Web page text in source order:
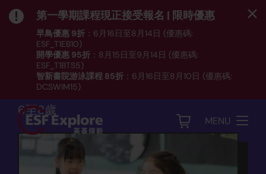
第一學期課程現正接受報名 | 限時優惠
早鳥優惠 9折 ：6月16日至8月14日 (優惠碼:
ESF_T1EB10)
開學優惠 95折 ：8月15日至9月14日 (優惠碼:
ESF_T1BTS5)
智新書院游泳課程 85折 ：6月16日至8月10日 (優惠碼:
DCSWIM15)
*受條款及細則約束｜按此瀏覽課程列表
MENU
藝術
Drama Loop 戲劇班
6至8歲